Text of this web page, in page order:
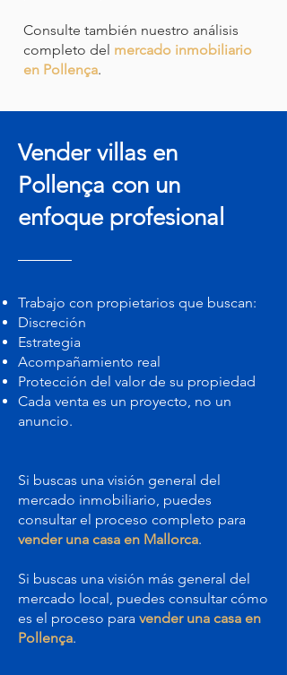
Consulte también nuestro análisis
completo del mercado inmobiliario
en Pollença.
Vender villas en
Pollença con un
enfoque profesional
Trabajo con propietarios que buscan:
Discreción
Estrategia
Acompañamiento real
Protección del valor de su propiedad
Cada venta es un proyecto, no un
anuncio.
Si buscas una visión general del
mercado inmobiliario, puedes
consultar el proceso completo para
vender una casa en Mallorca.
Si buscas una visión más general del
mercado local, puedes consultar cómo
es el proceso para vender una casa en
Pollença.